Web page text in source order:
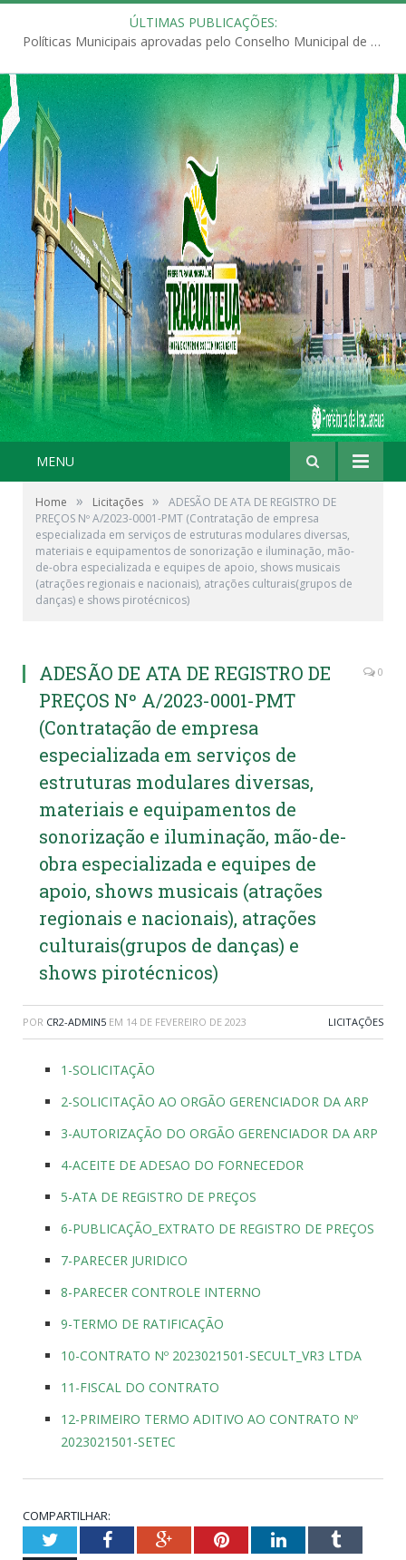
ÚLTIMAS PUBLICAÇÕES:
Políticas Municipais aprovadas pelo Conselho Municipal de Educação (CME)
MENU
Home » Licitações »
ADESÃO DE ATA DE REGISTRO DE
PREÇOS Nº A/2023-0001-PMT (Contratação de empresa
especializada em serviços de estruturas modulares diversas,
materiais e equipamentos de sonorização e iluminação, mão-
de-obra especializada e equipes de apoio, shows musicais
(atrações regionais e nacionais), atrações culturais(grupos de
danças) e shows pirotécnicos)
ADESÃO DE ATA DE REGISTRO DE
PREÇOS Nº A/2023-0001-PMT
(Contratação de empresa
especializada em serviços de
estruturas modulares diversas,
materiais e equipamentos de
sonorização e iluminação, mão-de-
obra especializada e equipes de
apoio, shows musicais (atrações
regionais e nacionais), atrações
culturais(grupos de danças) e
shows pirotécnicos)
0
POR CR2-ADMIN5 EM 14 DE FEVEREIRO DE 2023 LICITAÇÕES
1-SOLICITAÇÃO
2-SOLICITAÇÃO AO ORGÃO GERENCIADOR DA ARP
3-AUTORIZAÇÃO DO ORGÃO GERENCIADOR DA ARP
4-ACEITE DE ADESAO DO FORNECEDOR
5-ATA DE REGISTRO DE PREÇOS
6-PUBLICAÇÃO_EXTRATO DE REGISTRO DE PREÇOS
7-PARECER JURIDICO
8-PARECER CONTROLE INTERNO
9-TERMO DE RATIFICAÇÃO
10-CONTRATO Nº 2023021501-SECULT_VR3 LTDA
11-FISCAL DO CONTRATO
12-PRIMEIRO TERMO ADITIVO AO CONTRATO Nº
2023021501-SETEC
COMPARTILHAR:
TwitterFacebookGoogle+PinterestLinkedInTumblr